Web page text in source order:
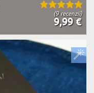
(9 recenzií)
9,99 €